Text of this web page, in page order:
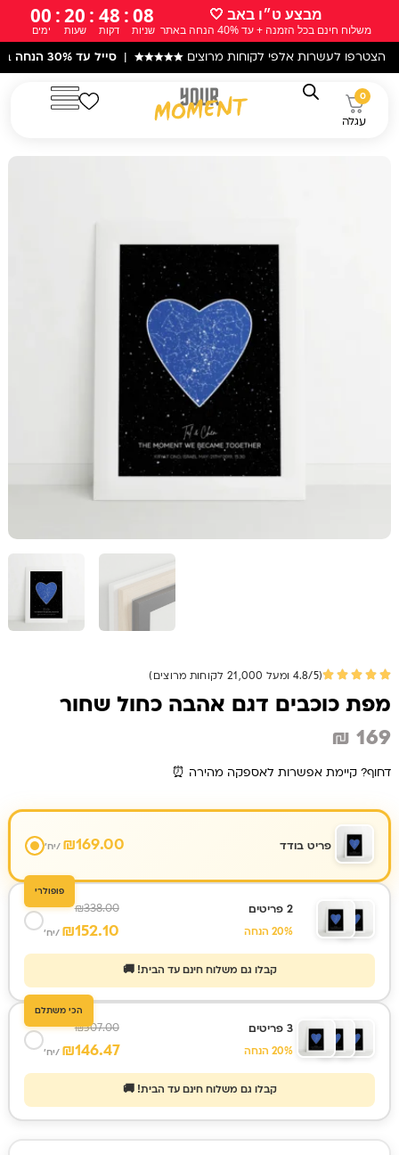
לתוכן
מבצע ט״ו באב 🤍
משלוח חינם בכל הזמנה + עד 40% הנחה באתר
06
שניות
:
48
דקות
:
20
שעות
:
00
ימים
אלפי לקוחות מרוצים★★★★★
|סייל עד 30% הנחה באתר! |עקב
0
עגלה
(4.8/5 ומעל 21,000 לקוחות מרוצים)
מפת כוכבים דגם אהבה כחול שחור
₪ 169
דחוף? קיימת אפשרות לאספקה מהירה ⏰
פריט בודד ₪169.00 /יח'
פופולרי
2 פריטים
20% הנחה
₪338.00
₪152.10 /יח'
קבלו גם משלוח חינם עד הבית! 🚚
הכי משתלם
3 פריטים
20% הנחה
₪507.00
₪146.47 /יח'
קבלו גם משלוח חינם עד הבית! 🚚